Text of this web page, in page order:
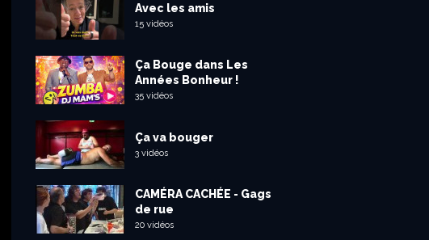
Avec les amis
15 vidéos
Ça Bouge dans Les
Années Bonheur !
35 vidéos
Ça va bouger
3 vidéos
CAMÉRA CACHÉE - Gags
de rue
20 vidéos